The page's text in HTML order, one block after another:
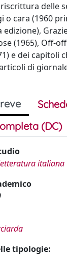
delle
o cara (1960
edizione),
(1965), Off-
e dei capitoli
di
(DC)
italiana
tipologie: